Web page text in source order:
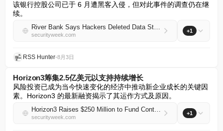
该银行控股公司已于 6 月遭黑客入侵，但对此事件的调查仍在继
续。
River Bank Says Hackers Deleted Data Stolen in Ransomware Attack
securityweek.com
+1
RSS Hunter•8月3日
Horizon3筹集2.5亿美元以支持持续增长
风险投资已成为当今快速变化的经济中推动新企业成长的关键因
素。Horizon3 的最新融资揭示了其运作方式及原因。
Horizon3 Raises $250 Million to Fund Continuing Growth
securityweek.com
+1